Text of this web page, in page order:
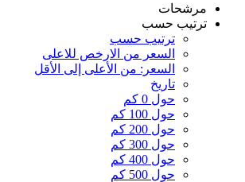
مرشحات
ترتيب حسب
ترتيب حسب
السعر من الارخص للاعلى
السعر: من الأعلى إلى الأقل
تاريخ
حول 0 كم
حول 100 كم
حول 200 كم
حول 300 كم
حول 400 كم
حول 500 كم